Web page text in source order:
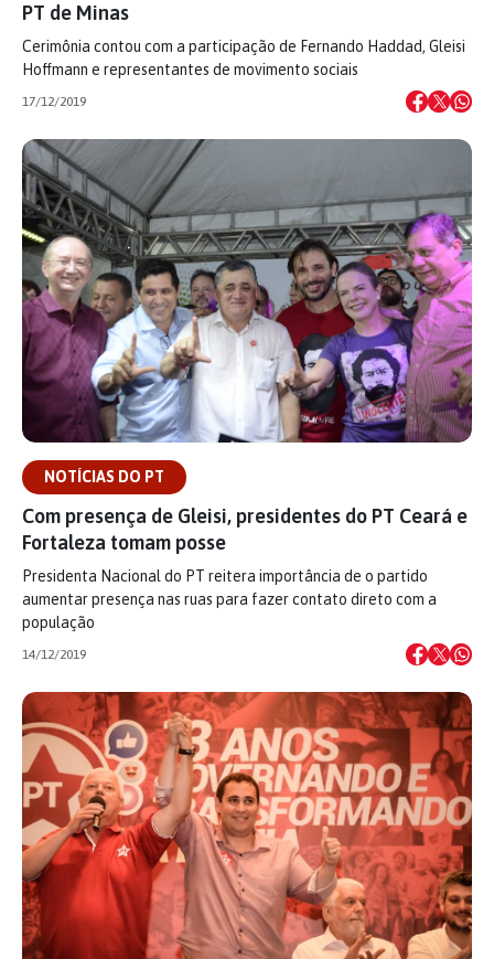
PT de Minas
Cerimônia contou com a participação de Fernando Haddad, Gleisi
Hoffmann e representantes de movimento sociais
17/12/2019
NOTÍCIAS DO PT
Com presença de Gleisi, presidentes do PT Ceará e
Fortaleza tomam posse
Presidenta Nacional do PT reitera importância de o partido
aumentar presença nas ruas para fazer contato direto com a
população
14/12/2019